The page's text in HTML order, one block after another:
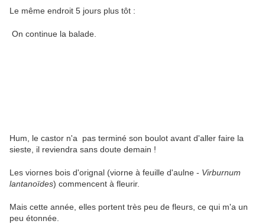
Le même endroit 5 jours plus tôt :
On continue la balade.
Hum, le castor n'a pas terminé son boulot avant d'aller faire la
sieste, il reviendra sans doute demain !
Les viornes bois d'orignal (viorne à feuille d'aulne - Virburnum
lantanoïdes) commencent à fleurir.
Mais cette année, elles portent très peu de fleurs, ce qui m'a un
peu étonnée.